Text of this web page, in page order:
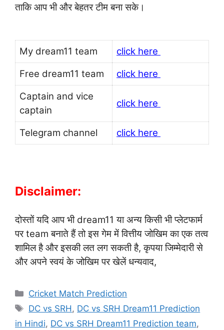
ताकि आप भी और बेहतर टीम बना सके।
My dream11 team
click here
Free dream11 team
click here
Captain and vice
captain
click here
Telegram channel click here
Disclaimer:
दोस्तों यदि आप भी dream11 या अन्य किसी भी प्लेटफार्म
पर team बनाते हैं तो इस गेम में वित्तीय जोखिम का एक तत्व
शामिल है और इसकी लत लग सकती है, कृपया जिम्मेदारी से
और अपने स्वयं के जोखिम पर खेलें धन्यवाद,
Categories
Cricket Match Prediction
Tags
DC vs SRH, DC vs SRH Dream11 Prediction
in Hindi, DC vs SRH Dream11 Prediction team,